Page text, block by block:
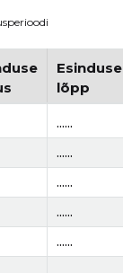
Esinduse
lõpp
......
......
......
......
......